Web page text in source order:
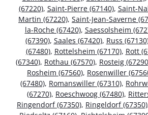
(67220), Saint-Pierre (67140), Saint-
Martin (67220), Saint-Jean-Saverne
la-Roche (67420), Saessolsheim
(67390), Saales (67420), Russ
(67480), Rottelsheim (67170), Rott
(67340), Rothau (67570), Rosteig
Rosheim (67560), Rosenwiller
(67480), Romanswiller (67310),
(67270), Roeschwoog (67480),
Ringendorf (67350), Ringeldorf (67350)